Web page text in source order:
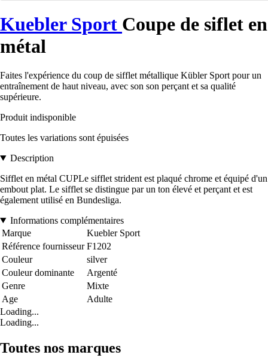
Kuebler Sport Coupe de siflet en
métal
Faites l'expérience du coup de sifflet métallique Kübler Sport pour un
entraînement de haut niveau, avec son son perçant et sa qualité
supérieure.
Produit indisponible
Toutes les variations sont épuisées
Description
Sifflet en métal CUPLe sifflet strident est plaqué chrome et équipé d'un
embout plat. Le sifflet se distingue par un ton élevé et perçant et est
également utilisé en Bundesliga.
Informations complémentaires
Marque
Kuebler Sport
Référence fournisseur F1202
Couleur
silver
Couleur dominante
Argenté
Genre
Mixte
Age
Adulte
Loading...
Loading...
Toutes nos marques